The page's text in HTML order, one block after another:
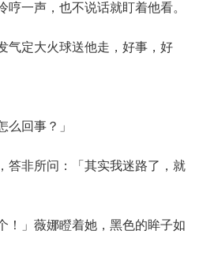
一声，也不说话就盯着他看。
定大火球送他走，好事，好
回事？」
非所问：「其实我迷路了，就
」薇娜瞪着她，黑色的眸子如